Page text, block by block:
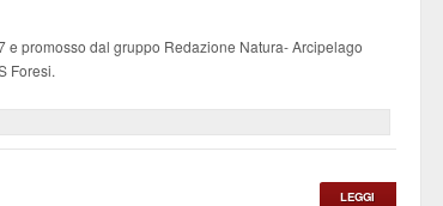
e promosso dal gruppo Redazione Natura- Arcipelago
Foresi.
LEGGI